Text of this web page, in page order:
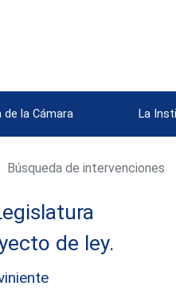
de la Cámara La
Búsqueda de intervenciones
de ley.